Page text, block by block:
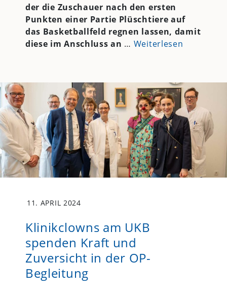
der die Zuschauer nach den ersten
Punkten einer Partie Plüschtiere auf
das Basketballfeld regnen lassen, damit
diese im Anschluss an … Weiterlesen
11. APRIL 2024
Klinikclowns am UKB
spenden Kraft und
Zuversicht in der OP-
Begleitung